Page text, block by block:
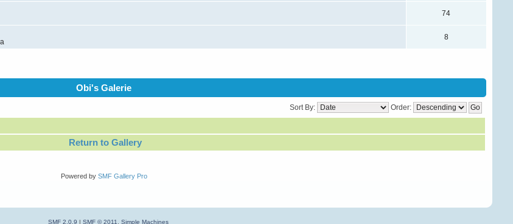
74
8
Obi's Galerie
Sort By: Order:
Return to Gallery
Powered by SMF Gallery Pro
SMF 2.0.9 |SMF © 2011,Simple Machines